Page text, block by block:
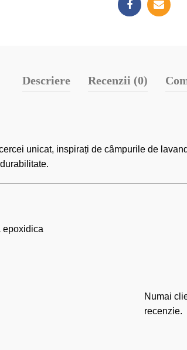
Descriere Recenzii (0)
unicat, inspirați de câmpurile de
epoxidica
Numai
recenzie.